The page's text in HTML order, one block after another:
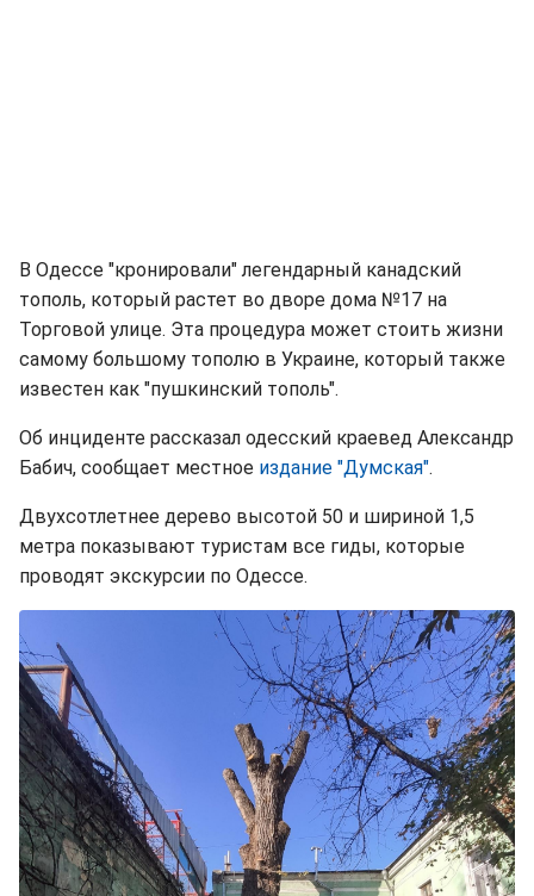
В Одессе "кронировали" легендарный канадский
тополь, который растет во дворе дома №17 на
Торговой улице. Эта процедура может стоить жизни
самому большому тополю в Украине, который также
известен как "пушкинский тополь".
Об инциденте рассказал одесский краевед Александр
Бабич, сообщает местное издание "Думская".
Двухсотлетнее дерево высотой 50 и шириной 1,5
метра показывают туристам все гиды, которые
проводят экскурсии по Одессе.